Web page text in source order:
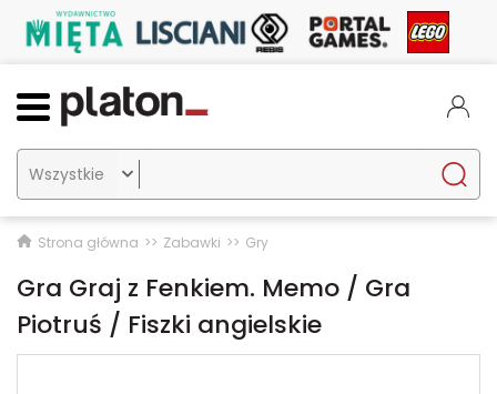

Strona główna Zabawki Gry
Gra Graj z Fenkiem. Memo / Gra
Piotruś / Fiszki angielskie